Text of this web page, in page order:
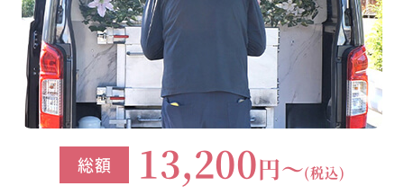
総額 13,200円～(税込)